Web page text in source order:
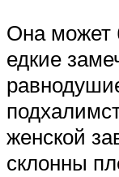
Она может
едкие
женской
склонны